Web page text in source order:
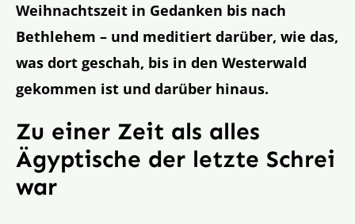
Weihnachtszeit in Gedanken bis nach
Bethlehem – und meditiert darüber, wie das,
was dort geschah, bis in den Westerwald
gekommen ist und darüber hinaus.
Zu einer Zeit als alles
Ägyptische der letzte Schrei
war